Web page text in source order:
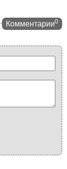
Комментарии0